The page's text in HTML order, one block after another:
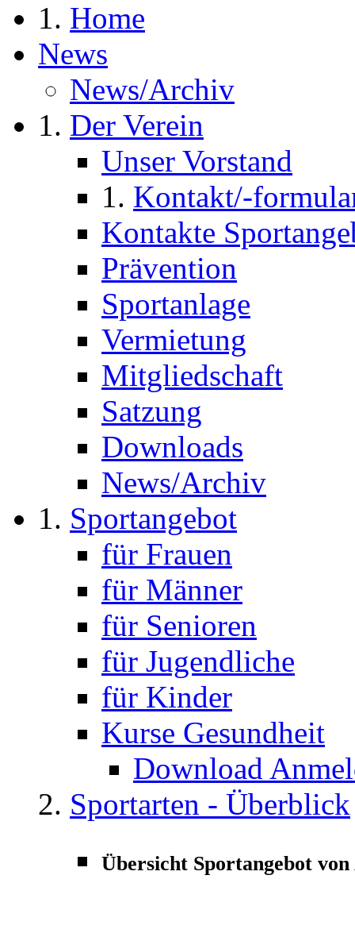
Home
News
News/Archiv
Der Verein
Unser Vorstand
Kontakt/-
Kontakte
Prävention
Sportanlage
Vermietung
Mitgliedschaft
Satzung
Downloads
News/Archiv
Sportangebot
für Frauen
für Männer
für Senioren
für Jugendliche
für Kinder
Kurse Gesundheit
Download
Sportarten - Überblick
Übersicht Sportangebot